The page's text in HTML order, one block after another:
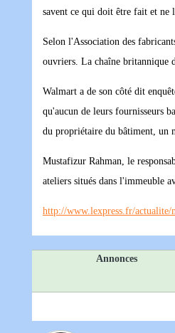
savent ce qui doit être fait et ne
Selon l'Association des
ouvriers. La chaîne britannique
Walmart a de son côté dit
qu'aucun de leurs fournisseurs
du propriétaire du bâtiment, un
Mustafizur Rahman, le
ateliers situés dans l'immeuble
http://www.lexpress.fr/actualite/
Annonces